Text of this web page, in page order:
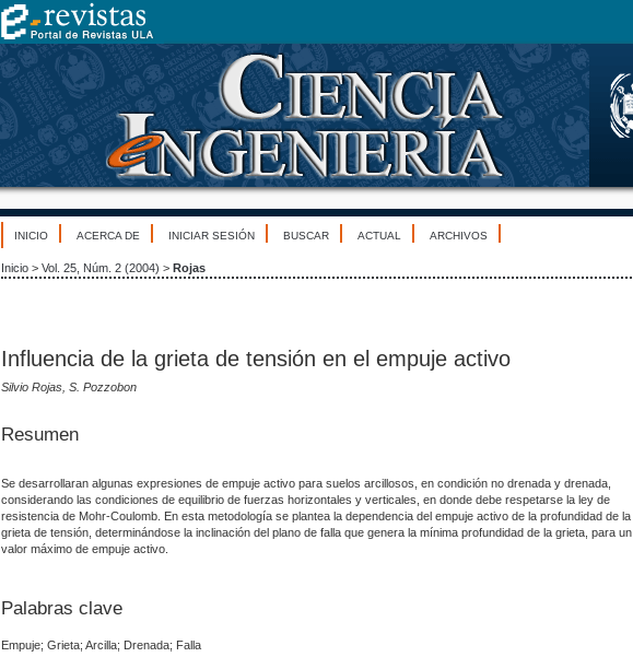
INICIO ACERCA DE INICIAR SESIÓN BUSCAR ACTUAL ARCHIVOS
Inicio > Vol. 25, Núm. 2 (2004) > Rojas
Influencia de la grieta de tensión en el empuje activo
Silvio Rojas, S. Pozzobon
Resumen
Se desarrollaran algunas expresiones de empuje activo para suelos arcillosos, en condición no drenada y drenada,
considerando las condiciones de equilibrio de fuerzas horizontales y verticales, en donde debe respetarse la ley de
resistencia de Mohr-Coulomb. En esta metodología se plantea la dependencia del empuje activo de la profundidad de la
grieta de tensión, determinándose la inclinación del plano de falla que genera la mínima profundidad de la grieta, para un
valor máximo de empuje activo.
Palabras clave
Empuje; Grieta; Arcilla; Drenada; Falla